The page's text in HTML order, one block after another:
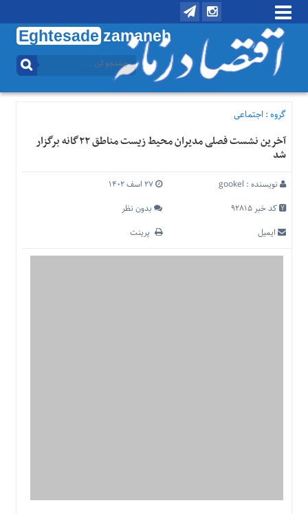
Eghtesade zamaneh
منوی
تماس
درباره
منوی
خانه
اقتصادی
اجتماعی
معدن
گروه :اجتماعی
آخرین نشست فصلی مدیران محیط زیست مناطق ۲۲گانه برگزار
شد
نویسنده : gookel
۲۷ اسف ۱۴۰۲
کد خبر 92815
بدون نظر
ایمیل
پرینت